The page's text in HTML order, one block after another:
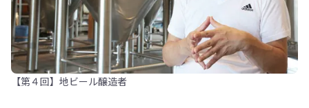
【第４回】地ビール醸造者